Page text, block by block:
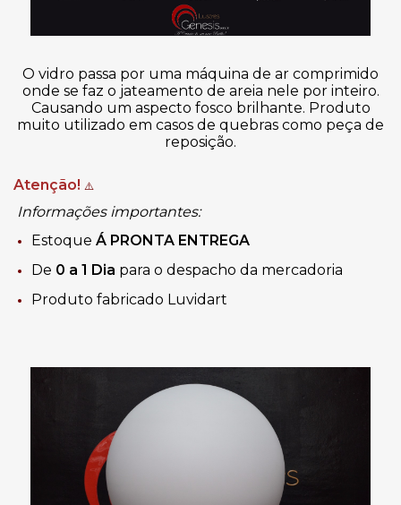
O vidro passa por uma máquina de ar comprimido
onde se faz o jateamento de areia nele por inteiro.
Causando um aspecto fosco brilhante. Produto
muito utilizado em casos de quebras como peça de
reposição.
Atenção! ⚠️
Informações importantes:
Estoque Á PRONTA ENTREGA
De 0 a 1 Dia para o despacho da mercadoria
Produto fabricado Luvidart